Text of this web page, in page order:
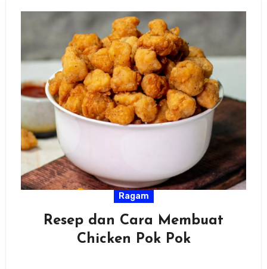
Ragam
Resep dan Cara Membuat
Chicken Pok Pok